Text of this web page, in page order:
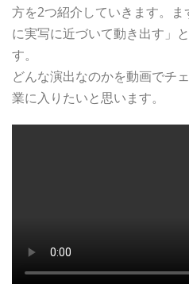
方を2つ紹介していきます。
に実写に近づいて動き出す」
す。
どんな演出なのかを動画でチ
業に入りたいと思います。